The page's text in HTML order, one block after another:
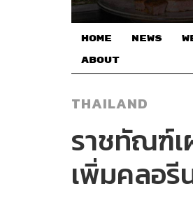
HOME NEWS
ABOUT
THAILAND
ราชทัณฑ์เ
เพิ่มคลอรี